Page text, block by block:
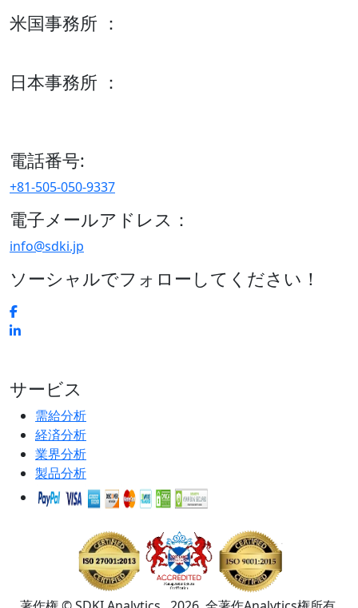
米国事務所 ：
日本事務所 ：
電話番号:
+81-505-050-9337
電子メールアドレス：
info@sdki.jp
ソーシャルでフォローしてください！
サービス
需給分析
経済分析
業界分析
製品分析